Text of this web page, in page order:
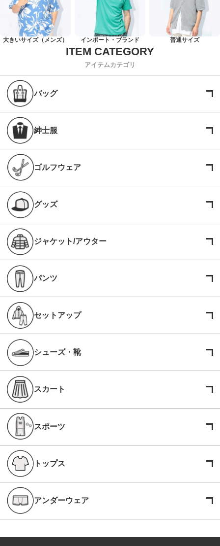
大きいサイズ（メンズ） インポート・ブランド 普通サイズ
アイテムカテゴリ
バッグ
紳士服
ゴルフウェア
グッズ
ジャケット/アウター
パンツ
セットアップ
シューズ・靴
スカート
スポーツ
トップス
アンダーウェア